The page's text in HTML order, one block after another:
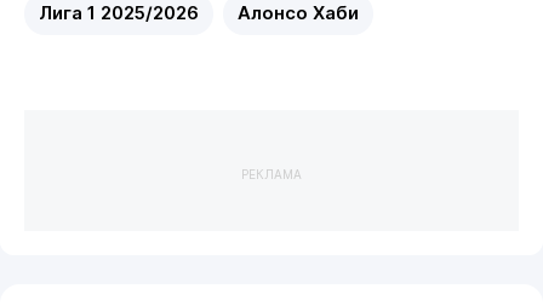
Лига 1 2025/2026 Алонсо Хаби
РЕКЛАМА